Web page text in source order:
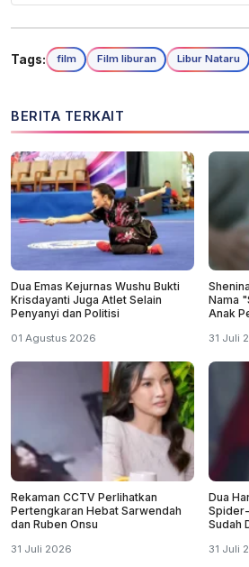
Tags: film Film liburan Libur Nataru
BERITA TERKAIT
Dua Emas Kejurnas Wushu Bukti
Krisdayanti Juga Atlet Selain
Penyanyi dan Politisi
01 Agustus 2026
Nama
Anak
31 Juli
Rekaman CCTV Perlihatkan
Pertengkaran Hebat Sarwendah
dan Ruben Onsu
31 Juli 2026
Dua
Sudah
31 Juli